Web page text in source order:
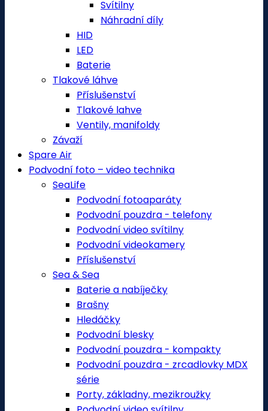
Svítilny
Náhradní díly
HID
LED
Baterie
Tlakové láhve
Příslušenství
Tlakové lahve
Ventily, manifoldy
Závaží
Spare Air
Podvodní foto – video technika
SeaLife
Podvodní fotoaparáty
Podvodní pouzdra - telefony
Podvodní video svítilny
Podvodní videokamery
Příslušenství
Sea & Sea
Baterie a nabíječky
Brašny
Hledáčky
Podvodní blesky
Podvodní pouzdra - kompakty
Podvodní pouzdra - zrcadlovky MDX
série
Porty, základny, mezikroužky